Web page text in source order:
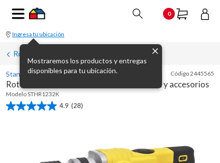
0
Ingresa tu ubicación
Mostraremos los productos y entregas
disponibles para tu ubicación.
Rotomartillos y demoledores
Stanley Código2445565
Rotomartillo eléctrico 1250 W con maletín y accesorios
ModeloSTHR1232K
4.9 (28)
4.9